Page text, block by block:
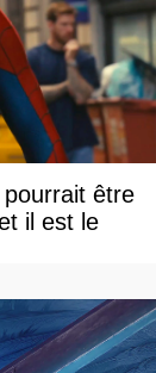
être
est le